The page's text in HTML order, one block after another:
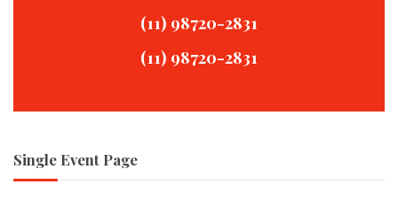
(11) 98720-2831
(11) 98720-2831
Single Event Page